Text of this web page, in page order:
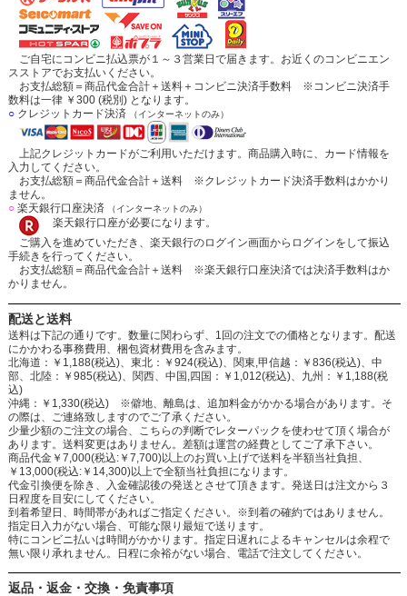
ご自宅にコンビニ払込票が１～３営業日で届きます。お近くのコンビニエン
スストアでお支払いください。
お支払総額＝商品代金合計＋送料＋コンビニ決済手数料 ※コンビニ決済手
数料は一律 ￥300 (税別) となります。
○クレジットカード決済 （インターネットのみ）
上記クレジットカードがご利用いただけます。商品購入時に、カード情報を
入力してください。
お支払総額＝商品代金合計＋送料 ※クレジットカード決済手数料はかかり
ません。
○楽天銀行口座決済 （インターネットのみ）
楽天銀行口座が必要になります。
ご購入を進めていただき、楽天銀行のログイン画面からログインをして振込
手続きを行ってください。
お支払総額＝商品代金合計＋送料 ※楽天銀行口座決済では決済手数料はか
かりません。
配送と送料
送料は下記の通りです。数量に関わらず、1回の注文での価格となります。配送
にかかわる事務費用、梱包資材費用を含みます。
北海道：￥1,188(税込)、東北：￥924(税込)、関東,甲信越：￥836(税込)、中
部、北陸：￥985(税込)、関西、中国,四国：￥1,012(税込)、九州：￥1,188(税
込)
沖縄：￥1,330(税込) ※僻地、離島は、追加料金がかかる場合があります。そ
の際は、ご連絡致しますのでご了承ください。
少量少額のご注文の場合、こちらの判断でレターパックを使わせて頂く場合が
あります。送料変更はありません。差額は運営の経費としてご了承下さい。
商品代金￥7,000(税込:￥7,700)以上のお買い上げで送料を半額当社負担、
￥13,000(税込:￥14,300)以上で全額当社負担になります。
代金引換便を除き、入金確認後の発送とさせて頂きます。発送日は注文から３
日程度を目安にしてください。
到着希望日、時間帯があればご指定ください。※到着の確約ではありません。
指定日入力がない場合、可能な限り最短で送ります。
特にコンビニ払いは時間がかかります。指定日遅れによるキャンセルは余程で
無い限り承れません。日程に余裕がない場合、電話で注文してください。
返品・返金・交換・免責事項